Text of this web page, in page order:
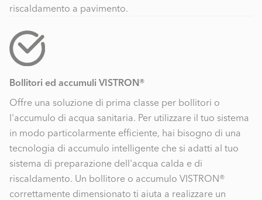
riscaldamento a pavimento.
Bollitori ed accumuli VISTRON®
Offre una soluzione di prima classe per bollitori o
l'accumulo di acqua sanitaria. Per utilizzare il tuo sistema
in modo particolarmente efficiente, hai bisogno di una
tecnologia di accumulo intelligente che si adatti al tuo
sistema di preparazione dell'acqua calda e di
riscaldamento. Un bollitore o accumulo VISTRON®
correttamente dimensionato ti aiuta a realizzare un